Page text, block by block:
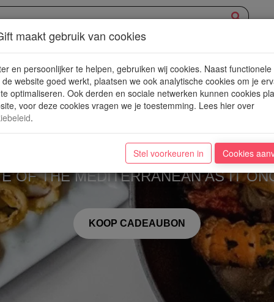
AANBOD NIEUWE PLEKJES
Zagreb
OF THE MEDITERRANEAN AS IT
KOOP CADEAUBON
maakt gebruik van cookies
en persoonlijker te helpen, gebruiken wij cookies. Naast
website goed werkt, plaatsen we ook analytische cookies om je
optimaliseren. Ook derden en sociale netwerken kunnen cookies
voor deze cookies vragen we je toestemming. Lees hier over
.
Stel voorkeuren in Cookies